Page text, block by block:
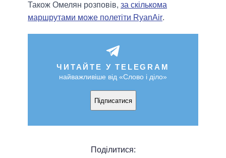
Також Омелян розповів, за скількома
маршрутами може полетіти RyanAir.
ЧИТАЙТЕ У TELEGRAM
найважливіше від «Слово і діло»
Підписатися
Поділитися: